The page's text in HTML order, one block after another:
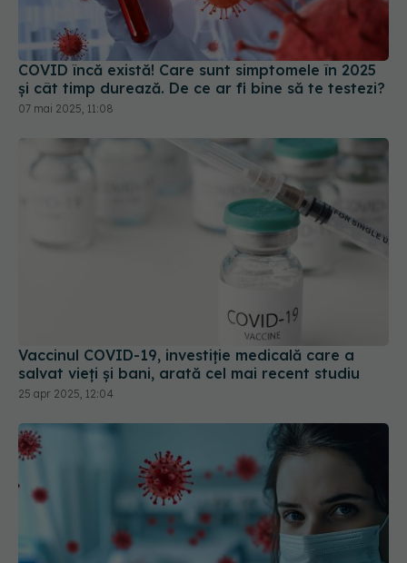
COVID încă există! Care sunt simptomele în 2025
și cât timp durează. De ce ar fi bine să te testezi?
07 mai 2025, 11:08
Vaccinul COVID-19, investiție medicală care a
salvat vieți și bani, arată cel mai recent studiu
25 apr 2025, 12:04